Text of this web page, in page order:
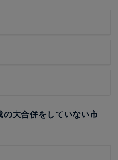
大合併をしていない市